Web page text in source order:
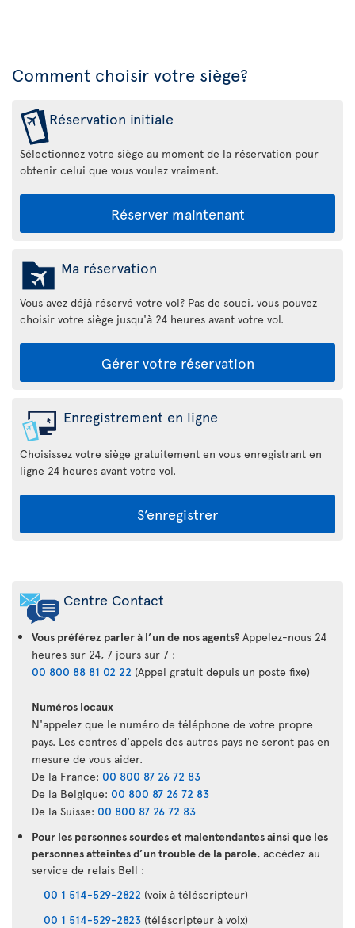
Comment choisir votre siège?
Réservation initiale
Sélectionnez votre siège au moment de la réservation pour
obtenir celui que vous voulez vraiment.
Réserver maintenant
Ma réservation
Vous avez déjà réservé votre vol? Pas de souci, vous pouvez
choisir votre siège jusqu'à 24 heures avant votre vol.
Gérer votre réservation
Enregistrement en ligne
Choisissez votre siège gratuitement en vous enregistrant en
ligne 24 heures avant votre vol.
S’enregistrer
Air
Transat
Centre Contact
Vous préférez parler à l’un de nos agents? Appelez-nous 24
heures sur 24, 7 jours sur 7 :
00 800 88 81 02 22 (Appel gratuit depuis un poste fixe)
Numéros locaux
N'appelez que le numéro de téléphone de votre propre
pays. Les centres d'appels des autres pays ne seront pas en
mesure de vous aider.
De la France: 00 800 87 26 72 83
De la Belgique: 00 800 87 26 72 83
De la Suisse: 00 800 87 26 72 83
Pour les personnes sourdes et malentendantes ainsi que les
personnes atteintes d’un trouble de la parole, accédez au
service de relais Bell :
00 1 514-529-2822 (voix à téléscripteur)
00 1 514-529-2823 (téléscripteur à voix)